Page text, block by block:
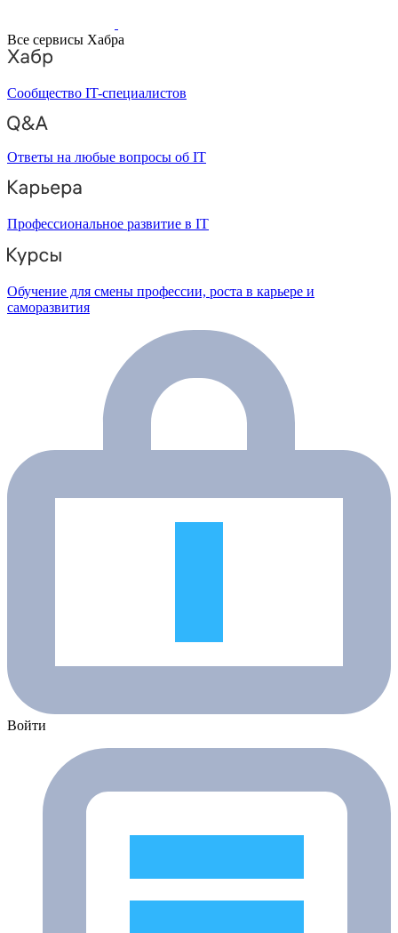
Все сервисы Хабра
Сообщество IT-специалистов
Ответы на любые вопросы об IT
Профессиональное развитие в IT
Обучение для смены профессии, роста в карьере и
саморазвития
Войти